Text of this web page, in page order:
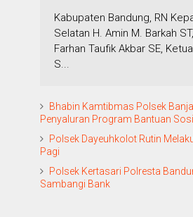
Kabupaten Bandung, RN
Selatan H. Amin M. Barkah
Farhan Taufik Akbar SE,
S...
Bhabin Kamtibmas Polsek
Penyaluran Program Bantuan
Polsek Dayeuhkolot Rutin
Pagi
Polsek Kertasari Polresta
Sambangi Bank